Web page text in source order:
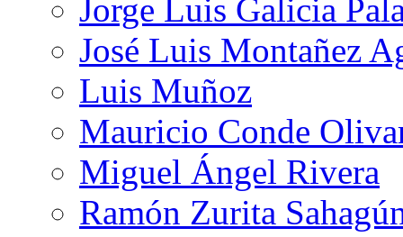
Jorge Luis Galicia
José Luis Montañez
Luis Muñoz
Mauricio Conde
Miguel Ángel Rivera
Ramón Zurita